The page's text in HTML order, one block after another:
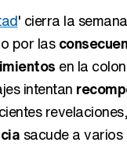
' cierra la
por las
en la
intentan
sacude a